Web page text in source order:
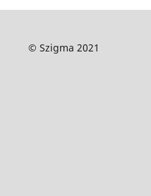
© Szigma 2021